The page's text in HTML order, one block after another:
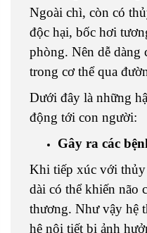
Ngoài chì, còn có
độc hại, bốc hơi
phòng. Nên dễ dàng
trong cơ thể qua
Dưới đây là những
động tới con người:
Gây ra các
Khi tiếp xúc với
dài có thể khiến não
thương. Như vậy hệ
hệ nội tiết bị ảnh